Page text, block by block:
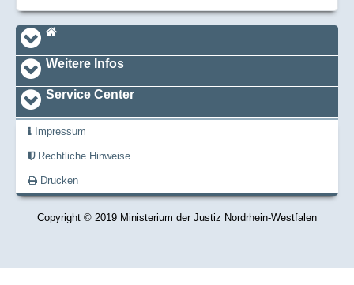
Navi_footer
Startseite
Weitere Infos
Service Center
Impressum
Rechtliche Hinweise
Drucken
Copyright © 2019 Ministerium der Justiz Nordrhein-Westfalen